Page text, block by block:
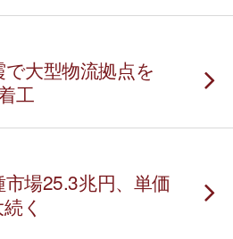
大型物流拠点を
工
場25.3兆円、単価
く